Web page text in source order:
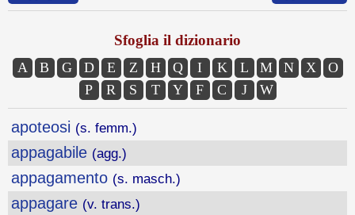
Sfoglia il dizionario
A B G D E Z H Q I K L M N X
O
P
R S T Y F C J W
apoteosi (s. femm.)
appagabile (agg.)
appagamento (s. masch.)
appagare (v. trans.)